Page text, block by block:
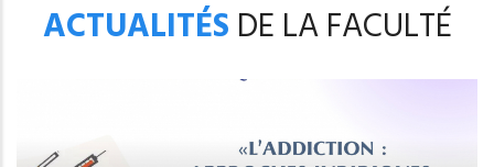
ACTUALITÉS DE LA FACULTÉ